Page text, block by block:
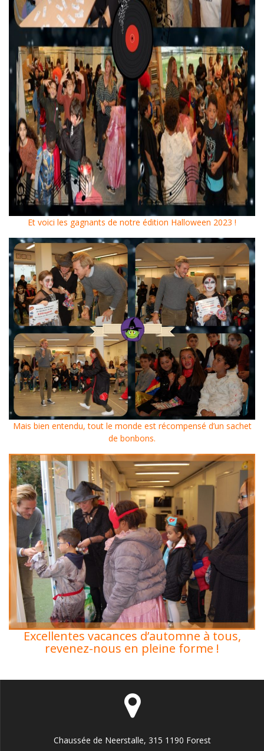
Et voici les gagnants de notre édition Halloween 2023 !
Mais bien entendu, tout le monde est récompensé d’un sachet
de bonbons.
Excellentes vacances d’automne à tous,
revenez-nous en pleine forme !
Chaussée de Neerstalle, 315 1190 Forest